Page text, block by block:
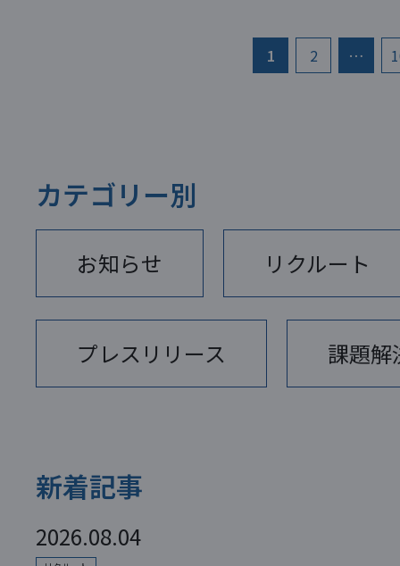
1 2 …
カテゴリー別
お知らせ リクルート
プレスリリース 課題解
新着記事
2026.08.04